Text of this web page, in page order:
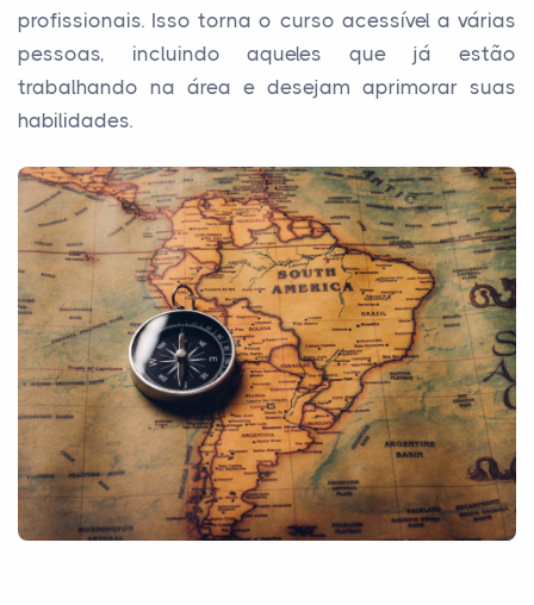
profissionais. Isso torna o curso acessível a várias
pessoas, incluindo aqueles que já estão
trabalhando na área e desejam aprimorar suas
habilidades.